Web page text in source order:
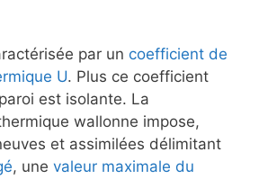
par un coefficient de
U. Plus ce coefficient
est isolante. La
wallonne impose,
et assimilées délimitant
, une valeur maximale du